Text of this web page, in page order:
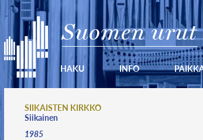
Suomen urut
HAKU INFO
SIIKAISTEN KIRKKO
Siikainen
1985